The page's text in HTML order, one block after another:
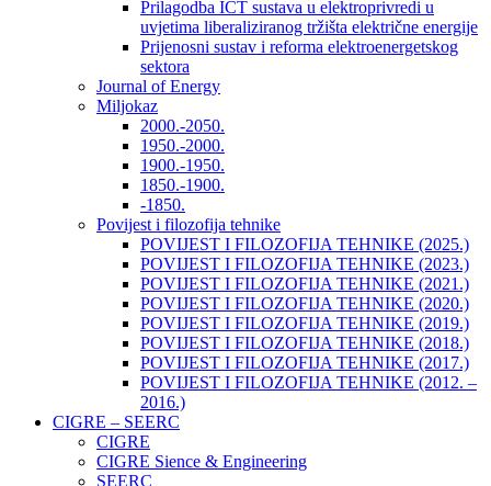
Prilagodba ICT sustava u elektroprivredi u
uvjetima liberaliziranog tržišta električne energije
Prijenosni sustav i reforma elektroenergetskog
sektora
Journal of Energy
Miljokaz
2000.-2050.
1950.-2000.
1900.-1950.
1850.-1900.
-1850.
Povijest i filozofija tehnike
POVIJEST I FILOZOFIJA TEHNIKE (2025.)
POVIJEST I FILOZOFIJA TEHNIKE (2023.)
POVIJEST I FILOZOFIJA TEHNIKE (2021.)
POVIJEST I FILOZOFIJA TEHNIKE (2020.)
POVIJEST I FILOZOFIJA TEHNIKE (2019.)
POVIJEST I FILOZOFIJA TEHNIKE (2018.)
POVIJEST I FILOZOFIJA TEHNIKE (2017.)
POVIJEST I FILOZOFIJA TEHNIKE (2012. –
2016.)
CIGRE – SEERC
CIGRE
CIGRE Sience & Engineering
SEERC